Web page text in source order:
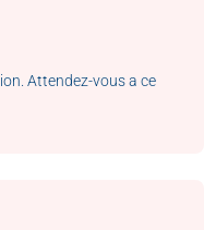
Attendez-vous a ce